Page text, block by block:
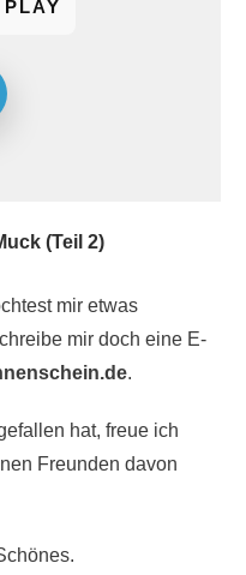
(Teil 2)
mir etwas
mir doch eine E-
.
hat, freue ich
Freunden davon